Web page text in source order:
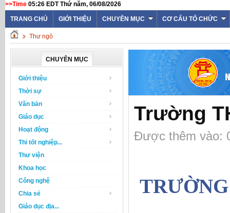
>>Time 05:26 EDT Thứ năm, 06/08/2026
TRANG CHỦ GIỚI THIỆU CHUYÊN MỤC CƠ CẤU TỔ CHỨC
Thư ngỏ
CHUYÊN MỤC
Giới thiệu
Thời sự
Văn bản
Giáo dục
Hoạt động
Thi tốt nghiệp...
Thư viện
Khoa học
Công nghệ
Chia sẻ
Giáo dục địa...
Trường
Được thêm vào: